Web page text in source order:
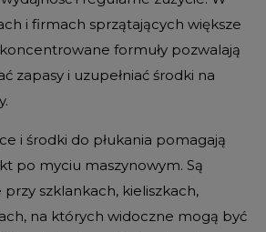
i firmach sprzątających większe
formuły pozwalają
zapasy i uzupełniać środki na
i środki do płukania pomagają
po myciu maszynowym. Są
szklankach, kieliszkach,
na których widoczne mogą być